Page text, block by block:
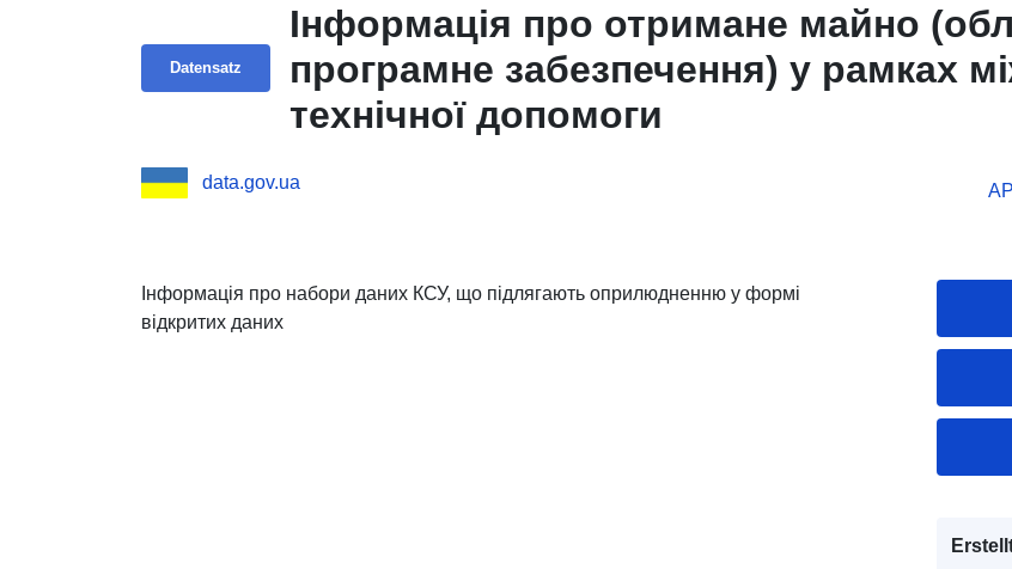
Datensatz
Інформація про отримане майно
програмне забезпечення) у рамках
технічної допомоги
data.gov.ua
Інформація про набори даних КСУ, що підлягають оприлюдненню у формі
відкритих даних